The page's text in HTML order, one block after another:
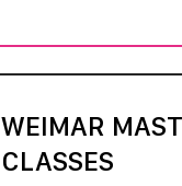
WEIMAR
CLASSES